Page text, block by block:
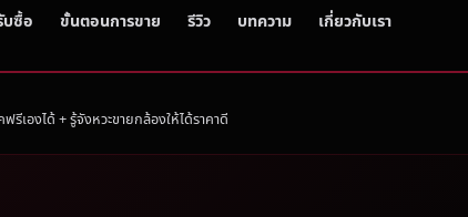
บซื้อ ขั้นตอนการขาย รีวิว บทความ เกี่ยวกับเรา
เองได้ + รู้จังหวะขายกล้องให้ได้ราคาดี